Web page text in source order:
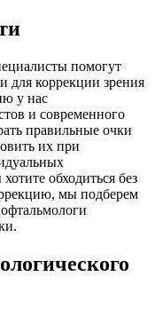
помогут
для коррекции зрения
у нас
и современного
правильные очки
их при
обходиться без
мы подберем